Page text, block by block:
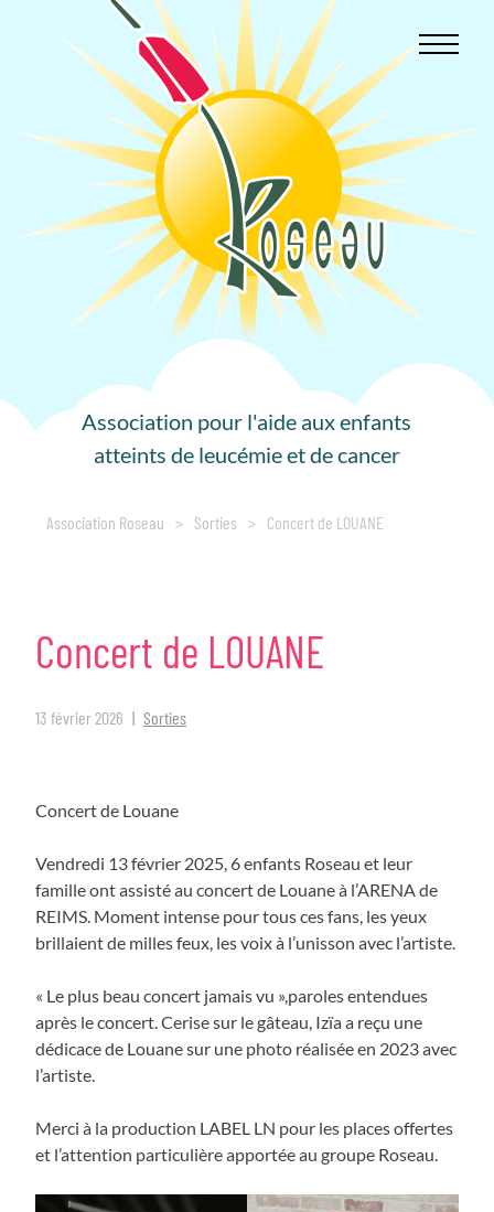
Association pour l'aide aux enfants
atteints de leucémie et de cancer
Association Roseau > Sorties > Concert de LOUANE
Concert de LOUANE
13 février 2026 Sorties
Concert de Louane
Vendredi 13 février 2025, 6 enfants Roseau et leur
famille ont assisté au concert de Louane à l’ARENA de
REIMS. Moment intense pour tous ces fans, les yeux
brillaient de milles feux, les voix à l’unisson avec l’artiste.
« Le plus beau concert jamais vu »,paroles entendues
après le concert. Cerise sur le gâteau, Izïa a reçu une
dédicace de Louane sur une photo réalisée en 2023 avec
l’artiste.
Merci à la production LABEL LN pour les places offertes
et l’attention particulière apportée au groupe Roseau.